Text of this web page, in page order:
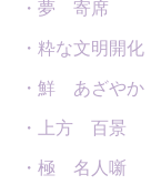
・夢 寄席
・粋な文明開化
・鮮 あざやか
・上方 百景
・極 名人噺